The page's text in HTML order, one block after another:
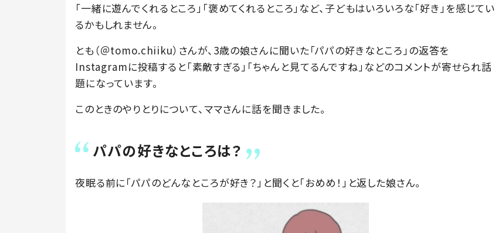
「一緒に遊んでくれるところ」「褒めてくれるところ」など、子どもはいろいろな「好き」を感じてい
るかもしれません。
とも（＠tomo.chiiku）さんが、3歳の娘さんに聞いた「パパの好きなところ」の返答を
Instagramに投稿すると「素敵すぎる」「ちゃんと見てるんですね」などのコメントが寄せられ話
題になっています。
このときのやりとりについて、ママさんに話を聞きました。
パパの好きなところは？
夜眠る前に「パパのどんなところが好き？」と聞くと「おめめ！」と返した娘さん。